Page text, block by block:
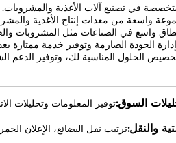
في تصنيع آلات الأغذية والمشروبات.
واسعة من معدات إنتاج الأغذية
واسع في الصناعات مثل المشروبات
الجودة الصارمة وتوفير خدمة ممتازة
السوق:توفير المعلومات وتحليلات
والنقل:ترتيب نقل البضائع، الإعلان